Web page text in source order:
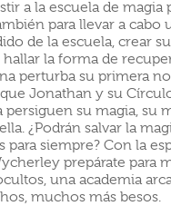
a la escuela de magia
para llevar a
de la escuela, crear
la forma de
perturba su primera
Jonathan y su
persiguen su magia, su
¿Podrán salvar la
para siempre? Con la
prepárate para
una academia
muchos más besos.